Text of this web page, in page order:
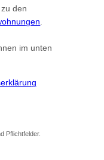
den
.
im unten
Pflichtfelder.